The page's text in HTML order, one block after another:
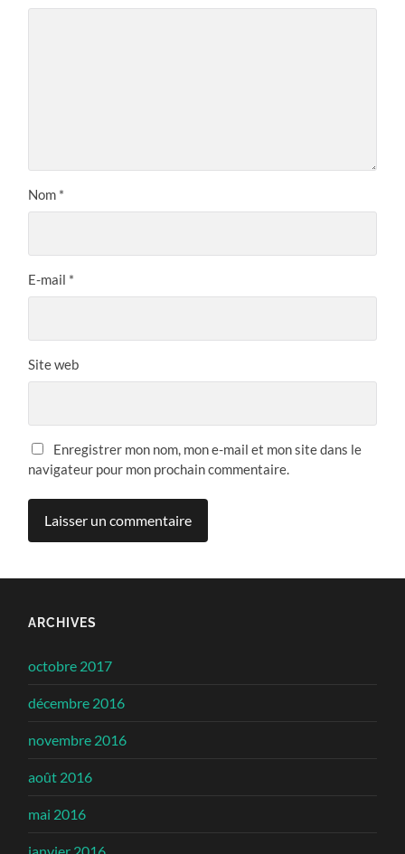
Nom *
E-mail *
Site web
Enregistrer mon nom, mon e-mail et mon site dans le
navigateur pour mon prochain commentaire.
ARCHIVES
octobre 2017
décembre 2016
novembre 2016
août 2016
mai 2016